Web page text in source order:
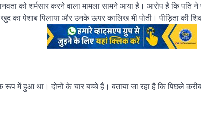
को शर्मसार करने वाला मामला सामने आया है। आरोप है कि
का पेशाब पिलाया और उनके ऊपर कालिख भी पोती। पीड़िता की
रूप में हुआ था। दोनों के चार बच्चे हैं। बताया जा रहा है कि पिछले